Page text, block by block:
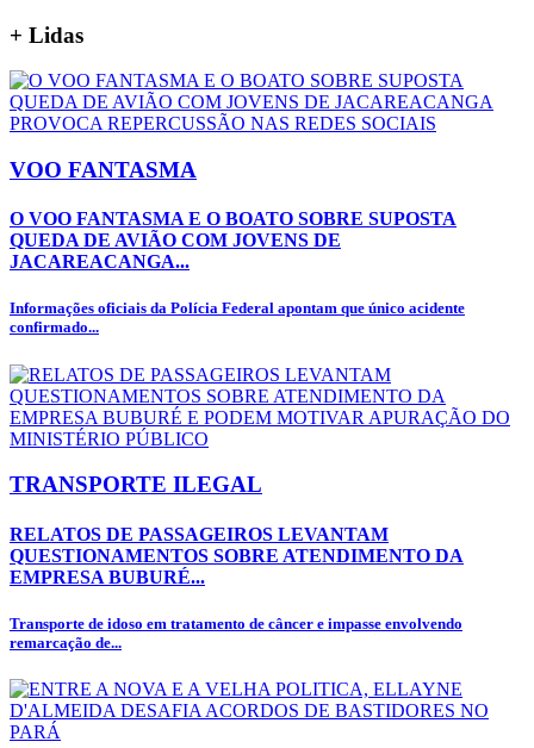
+ Lidas
VOO FANTASMA
O VOO FANTASMA E O BOATO SOBRE SUPOSTA
QUEDA DE AVIÃO COM JOVENS DE
JACAREACANGA...
Informações oficiais da Polícia Federal apontam que único acidente
confirmado...
TRANSPORTE ILEGAL
RELATOS DE PASSAGEIROS LEVANTAM
QUESTIONAMENTOS SOBRE ATENDIMENTO DA
EMPRESA BUBURÉ...
Transporte de idoso em tratamento de câncer e impasse envolvendo
remarcação de...